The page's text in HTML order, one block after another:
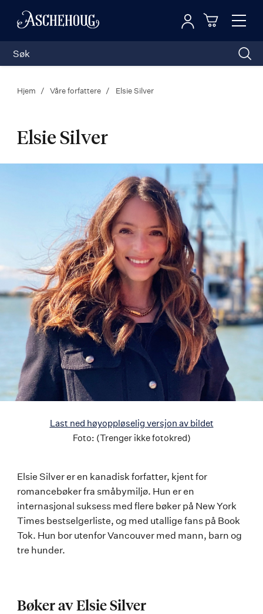
Toggle
Logg inn
Hjem Våre forfattere Elsie Silver
Elsie Silver
Last ned høyoppløselig versjon av bildet
Foto: (Trenger ikke fotokred)
Elsie
Silver
Elsie Silver er en kanadisk forfatter, kjent for
romancebøker fra småbymiljø. Hun er en
internasjonal suksess med flere bøker på New York
Times bestselgerliste, og med utallige fans på Book
Tok. Hun bor utenfor Vancouver med mann, barn og
tre hunder.
Bøker av Elsie Silver